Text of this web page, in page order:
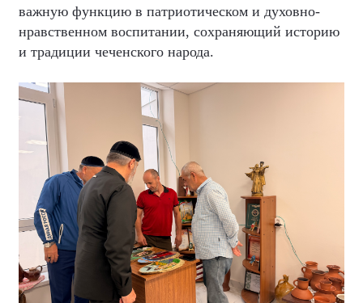
важную функцию в патриотическом и духовно-
нравственном воспитании, сохраняющий историю
и традиции чеченского народа.